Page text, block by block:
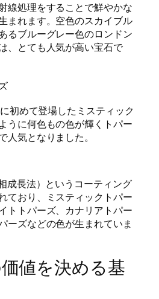
線処理をすることで鮮やかな
まれます。空色のスカイブル
るブルーグレー色のロンドン
、とても人気が高い宝石で
初めて登場したミスティック
うに何色もの色が輝くトパー
人気となりました。
成長法）というコーティング
ており、ミスティックトパー
トトパーズ、カナリアトパー
ーズなどの色が生まれていま
値を決める基